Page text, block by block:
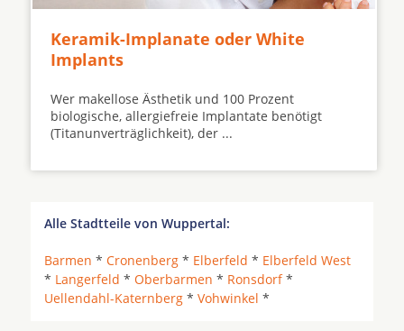
Keramik-Implanate oder White
Implants
Wer makellose Ästhetik und 100 Prozent
biologische, allergiefreie Implantate benötigt
(Titanunverträglichkeit), der ...
Alle Stadtteile von Wuppertal:
Barmen * Cronenberg * Elberfeld * Elberfeld West
* Langerfeld * Oberbarmen * Ronsdorf*
Uellendahl-Katernberg * Vohwinkel *